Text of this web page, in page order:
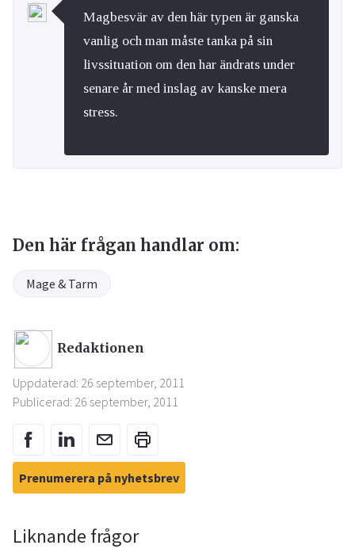
Magbesvär av den här typen är ganska
vanlig och man måste tanka på sin
livssituation om den har ändrats under
senare år med inslag av kanske mera
stress.
Den här frågan handlar om:
Mage & Tarm
Redaktionen
Uppdaterad: 26 september, 2011
Publicerad: 26 september, 2011
Prenumerera på nyhetsbrev
Liknande frågor